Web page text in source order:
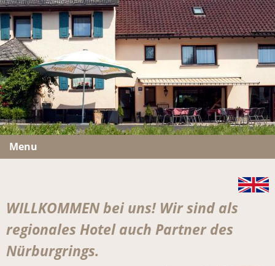
Menu
WILLKOMMEN bei uns! Wir sind als
regionales Hotel auch Partner des
Nürburgrings.